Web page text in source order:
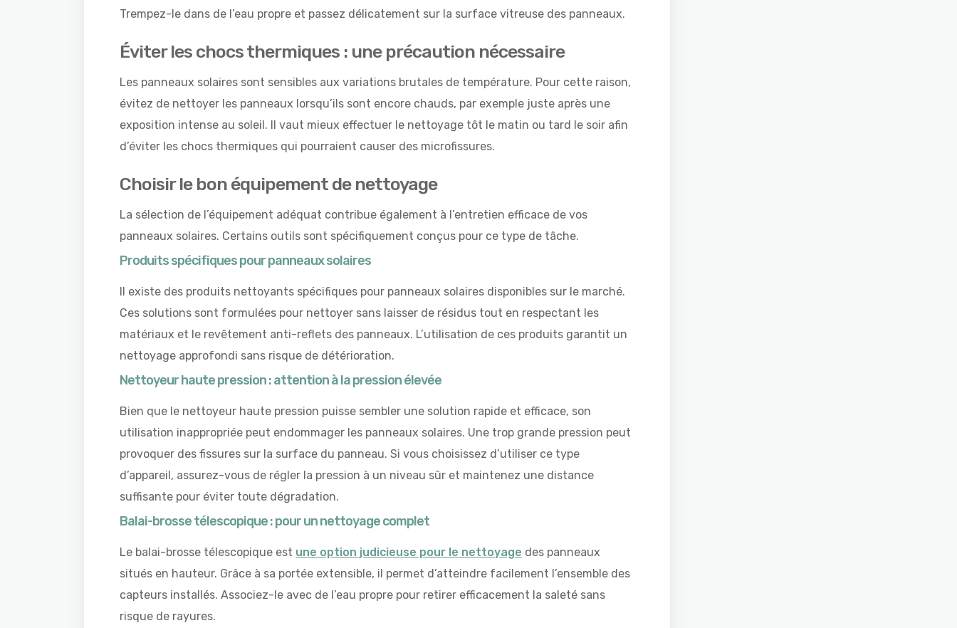
Trempez-le dans de l’eau propre et passez délicatement sur la surface vitreuse des panneaux.
Éviter les chocs thermiques : une précaution nécessaire
Les panneaux solaires sont sensibles aux variations brutales de température. Pour cette raison,
évitez de nettoyer les panneaux lorsqu’ils sont encore chauds, par exemple juste après une
exposition intense au soleil. Il vaut mieux effectuer le nettoyage tôt le matin ou tard le soir afin
d’éviter les chocs thermiques qui pourraient causer des microfissures.
Choisir le bon équipement de nettoyage
La sélection de l’équipement adéquat contribue également à l’entretien efficace de vos
panneaux solaires. Certains outils sont spécifiquement conçus pour ce type de tâche.
Produits spécifiques pour panneaux solaires
Il existe des produits nettoyants spécifiques pour panneaux solaires disponibles sur le marché.
Ces solutions sont formulées pour nettoyer sans laisser de résidus tout en respectant les
matériaux et le revêtement anti-reflets des panneaux. L’utilisation de ces produits garantit un
nettoyage approfondi sans risque de détérioration.
Nettoyeur haute pression : attention à la pression élevée
Bien que le nettoyeur haute pression puisse sembler une solution rapide et efficace, son
utilisation inappropriée peut endommager les panneaux solaires. Une trop grande pression peut
provoquer des fissures sur la surface du panneau. Si vous choisissez d’utiliser ce type
d’appareil, assurez-vous de régler la pression à un niveau sûr et maintenez une distance
suffisante pour éviter toute dégradation.
Balai-brosse télescopique : pour un nettoyage complet
Le balai-brosse télescopique est une option judicieuse pour le nettoyage des panneaux
situés en hauteur. Grâce à sa portée extensible, il permet d’atteindre facilement l’ensemble des
capteurs installés. Associez-le avec de l’eau propre pour retirer efficacement la saleté sans
risque de rayures.